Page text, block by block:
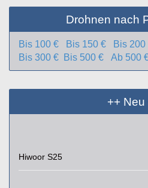
Drohnen nach
Bis 100 € Bis 150 €
Bis 200
Bis 300 € Bis 500 € Ab 500
++ Neu
Hiwoor S25